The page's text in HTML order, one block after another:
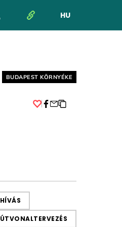
HU
NYELV
Helyszín címkék:
BUDAPEST KÖRNYÉKE
HÍVÁS
ÚTVONALTERVEZÉS